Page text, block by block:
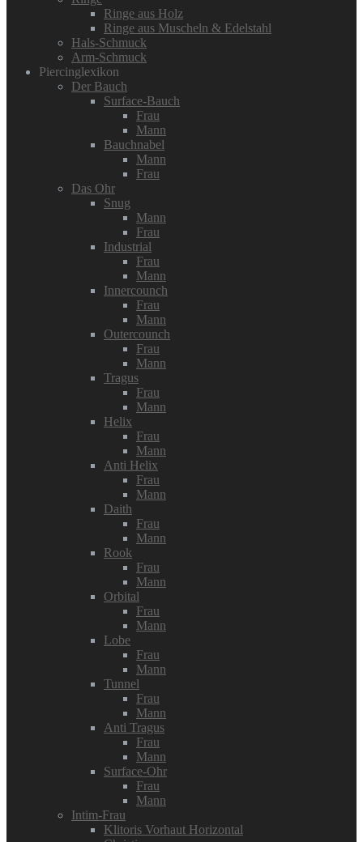
Ringe aus Holz
Ringe aus Muscheln & Edelstahl
Hals-Schmuck
Arm-Schmuck
Piercinglexikon
Der Bauch
Surface-Bauch
Frau
Mann
Bauchnabel
Mann
Frau
Das Ohr
Snug
Mann
Frau
Industrial
Frau
Mann
Innercounch
Frau
Mann
Outercounch
Frau
Mann
Tragus
Frau
Mann
Helix
Frau
Mann
Anti Helix
Frau
Mann
Daith
Frau
Mann
Rook
Frau
Mann
Orbital
Frau
Mann
Lobe
Frau
Mann
Tunnel
Frau
Mann
Anti Tragus
Frau
Mann
Surface-Ohr
Frau
Mann
Intim-Frau
Klitoris Vorhaut Horizontal